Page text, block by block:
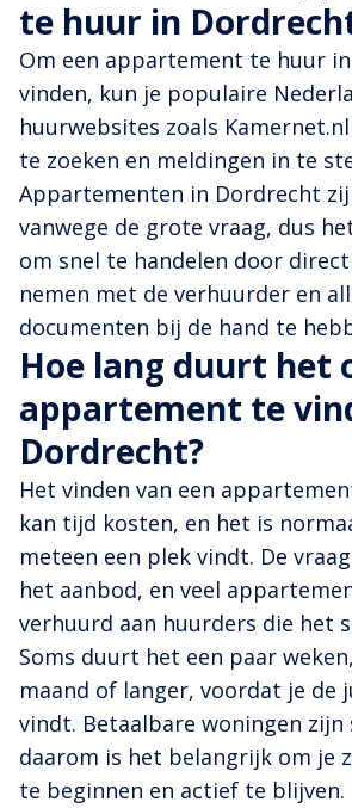
te huur in
Om een appartement te huur
vinden, kun je populaire
huurwebsites zoals
te zoeken en meldingen in te
Appartementen in Dordrecht
vanwege de grote vraag, dus
om snel te handelen door
nemen met de verhuurder en
documenten bij de hand te
Hoe lang duurt het
appartement te
Dordrecht?
Het vinden van een
kan tijd kosten, en het is
meteen een plek vindt. De
het aanbod, en veel
verhuurd aan huurders die het
Soms duurt het een paar
maand of langer, voordat je de
vindt. Betaalbare woningen zijn
daarom is het belangrijk om je
te beginnen en actief te blijven.